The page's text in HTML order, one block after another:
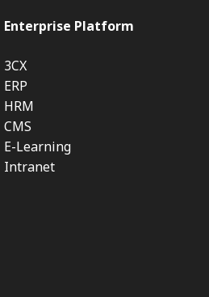
Enterprise Platform
3CX
ERP
HRM
CMS
E-Learning
Intranet